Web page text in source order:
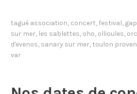
tagué association, concert, festival, gap
sur mer, les sablettes, oho, ollioules,
d'evenos, sanary sur mer, toulon
var